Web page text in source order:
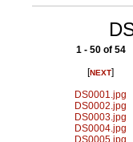
1 - 50 of 54
[NEXT]
DS0001.jpg
DS0002.jpg
DS0003.jpg
DS0004.jpg
DS0005.jpg